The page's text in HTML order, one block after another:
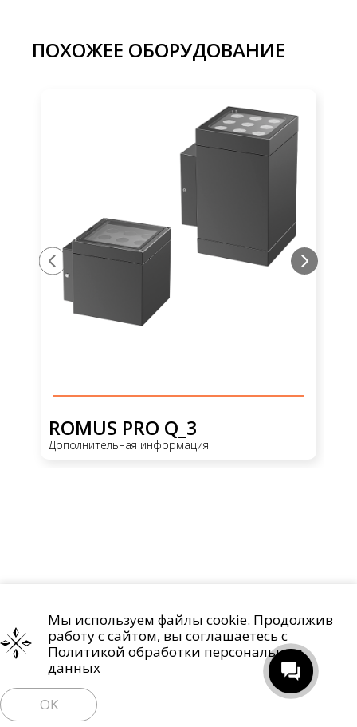
ПОХОЖЕЕ ОБОРУДОВАНИЕ
ROMUS PRO Q_3
Дополнительная информация
Проекты О компании Контакты
Политика обработки персональных данных
Право на отзыв согласия и удаление персональных данных
Мы используем файлы cookie. Продолжив
работу с сайтом, вы соглашаетесь с
Политикой обработки персональных
данных
OK